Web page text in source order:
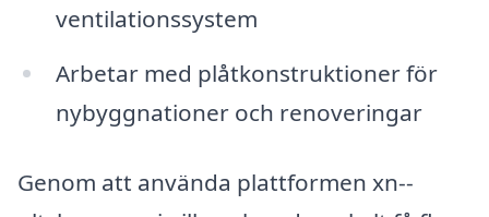
ventilationssystem
Arbetar med plåtkonstruktioner för
nybyggnationer och renoveringar
Genom att använda plattformen xn--